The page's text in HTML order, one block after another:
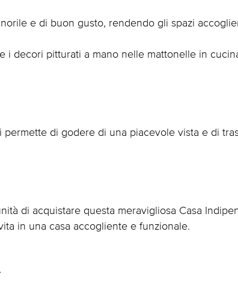
e di buon gusto, rendendo gli spazi
i decori pitturati a mano nelle mattonelle in
permette di godere di una piacevole vista e di
di acquistare questa meravigliosa Casa
in una casa accogliente e funzionale.